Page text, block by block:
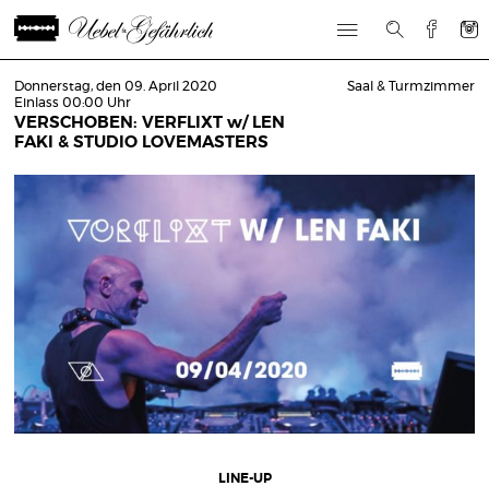
Donnerstag, den 09. April 2020
Einlass 00:00 Uhr
VERSCHOBEN: VERFLIXT w/ LEN
FAKI & STUDIO LOVEMASTERS
Saal & Turmzimmer
LINE-UP